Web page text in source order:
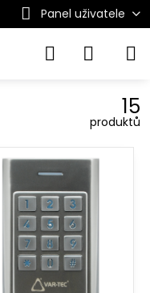
Panel uživatele
15
produktů